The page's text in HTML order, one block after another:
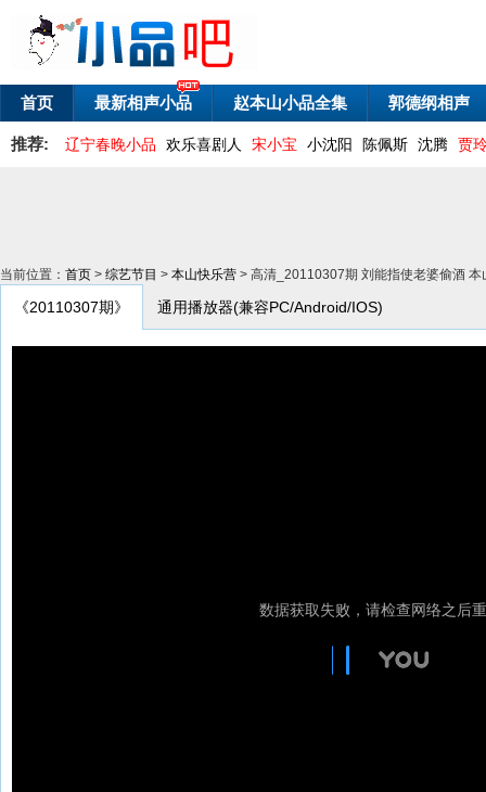
首页 最新相声小品 赵本山小品全集 郭德纲相声
推荐: 辽宁春晚小品 欢乐喜剧人 宋小宝 小沈阳 陈佩斯 沈腾 贾
当前位置： 首页 > 综艺节目 > 本山快乐营 > 高清_20110307期 刘能指使老婆偷酒
《20110307期》 通用播放器(兼容PC/Android/IOS)